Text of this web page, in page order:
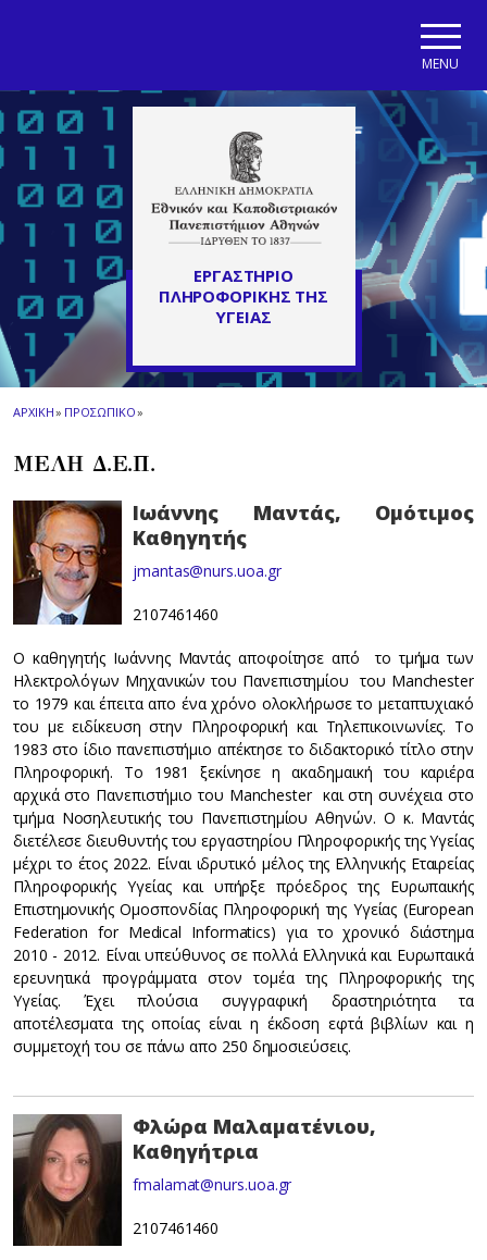
MENU
ΕΡΓΑΣΤΗΡΙΟ
ΠΛΗΡΟΦΟΡΙΚΗΣ ΤΗΣ
ΥΓΕΙΑΣ
ΑΡΧΙΚΗ» ΠΡΟΣΩΠΙΚΟ»
ΜΕΛΗ Δ.Ε.Π.
Ιωάννης Μαντάς, Ομότιμος
Καθηγητής
jmantas@nurs.uoa.gr
2107461460
Ο καθηγητής Ιωάννης Μαντάς αποφοίτησε από το τμήμα των
Ηλεκτρολόγων Μηχανικών του Πανεπιστημίου του Manchester
το 1979 και έπειτα απο ένα χρόνο ολοκλήρωσε το μεταπτυχιακό
του με ειδίκευση στην Πληροφορική και Τηλεπικοινωνίες. Το
1983 στο ίδιο πανεπιστήμιο απέκτησε το διδακτορικό τίτλο στην
Πληροφορική. Το 1981 ξεκίνησε η ακαδημαική του καριέρα
αρχικά στο Πανεπιστήμιο του Manchester και στη συνέχεια στο
τμήμα Νοσηλευτικής του Πανεπιστημίου Αθηνών. O κ. Μαντάς
διετέλεσε διευθυντής του εργαστηρίου Πληροφορικής της Υγείας
μέχρι το έτος 2022. Είναι ιδρυτικό μέλος της Ελληνικής Εταιρείας
Πληροφορικής Υγείας και υπήρξε πρόεδρος της Ευρωπαικής
Επιστημονικής Ομοσπονδίας Πληροφορική της Υγείας (European
Federation for Medical Informatics) για το χρονικό διάστημα
2010 - 2012. Είναι υπεύθυνος σε πολλά Ελληνικά και Ευρωπαικά
ερευνητικά προγράμματα στον τομέα της Πληροφορικής της
Υγείας. Έχει πλούσια συγγραφική δραστηριότητα τα
αποτέλεσματα της οποίας είναι η έκδοση εφτά βιβλίων και η
συμμετοχή του σε πάνω απο 250 δημοσιεύσεις.
Φλώρα Μαλαματένιου,
Καθηγήτρια
fmalamat@nurs.uoa.gr
2107461460